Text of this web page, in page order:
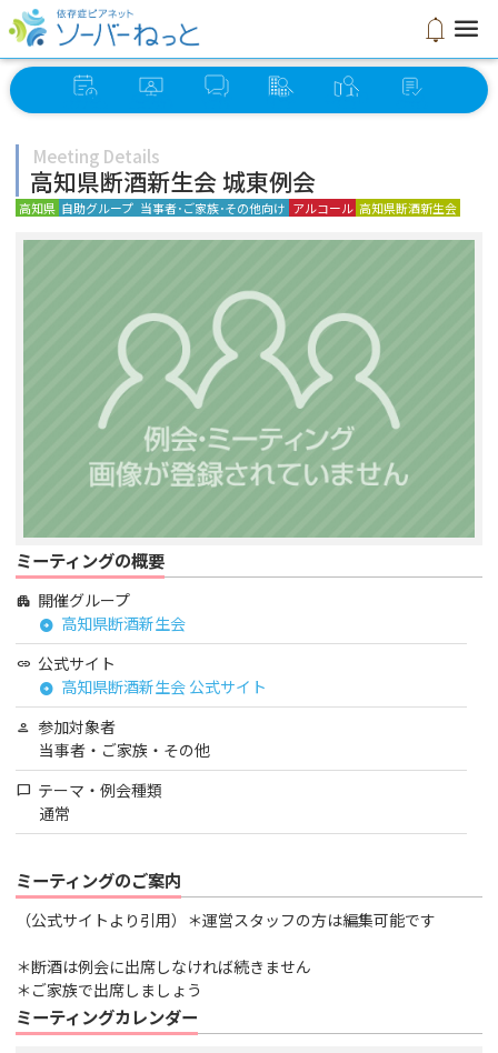
notifications menu
イベント オンライン ソーバー グループ ミーティング セルフ
Meeting Details
高知県断酒新生会 城東例会
高知県 自助グループ 当事者･ご家族･その他向け アルコール 高知県断酒新生会
ミーティングの概要
apartment 開催グループ
arrow_circle_right 高知県断酒新生会
link 公式サイト
arrow_circle_right 高知県断酒新生会 公式サイト
person 参加対象者
当事者・ご家族・その他
chat_bubble テーマ・例会種類
通常
ミーティングのご案内
（公式サイトより引用）＊運営スタッフの方は編集可能です
＊断酒は例会に出席しなければ続きません
＊ご家族で出席しましょう
ミーティングカレンダー